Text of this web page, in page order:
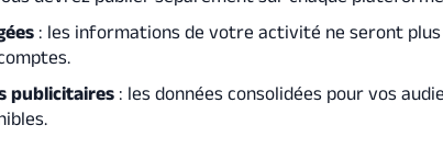
: les informations de votre activité ne seront plus
publicitaires : les données consolidées pour vos